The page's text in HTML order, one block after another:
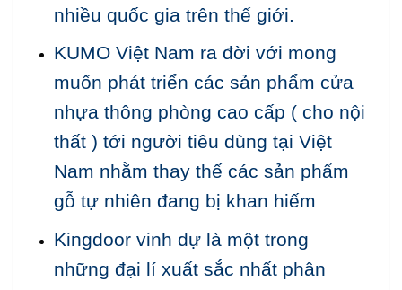
nhiều quốc gia trên thế giới.
KUMO Việt Nam ra đời với mong
muốn phát triển các sản phẩm cửa
nhựa thông phòng cao cấp ( cho nội
thất ) tới người tiêu dùng tại Việt
Nam nhằm thay thế các sản phẩm
gỗ tự nhiên đang bị khan hiếm
Kingdoor vinh dự là một trong
những đại lí xuất sắc nhất phân